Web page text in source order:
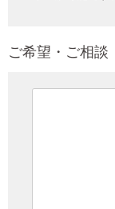
ご希望・ご相談